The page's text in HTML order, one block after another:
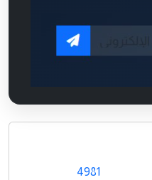
4981